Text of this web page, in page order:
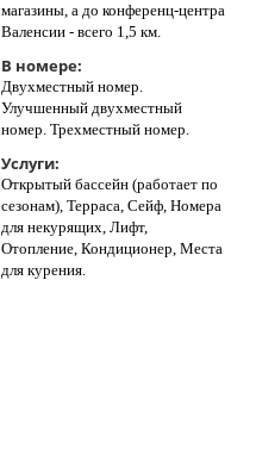
магазины, а до конференц-центра
Валенсии - всего 1,5 км.
В номере:
Двухместный номер.
Улучшенный двухместный
номер. Трехместный номер.
Услуги:
Открытый бассейн (работает по
сезонам), Терраса, Сейф, Номера
для некурящих, Лифт,
Отопление, Кондиционер, Места
для курения.